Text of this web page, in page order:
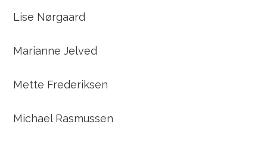
Lise Nørgaard
Marianne Jelved
Mette Frederiksen
Michael Rasmussen